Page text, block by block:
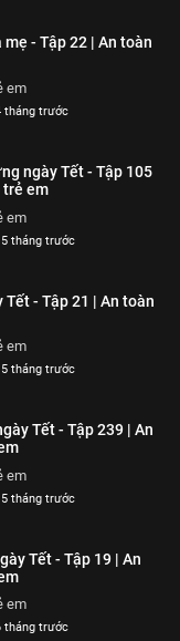
em
mẹ - Tập 22 | An toàn
em
tháng trước
ngày Tết - Tập 105
trẻ em
em
5 tháng trước
Tết - Tập 21 | An toàn
em
5 tháng trước
Tết - Tập 239 | An
em
5 tháng trước
Tết - Tập 19 | An
em
tháng trước